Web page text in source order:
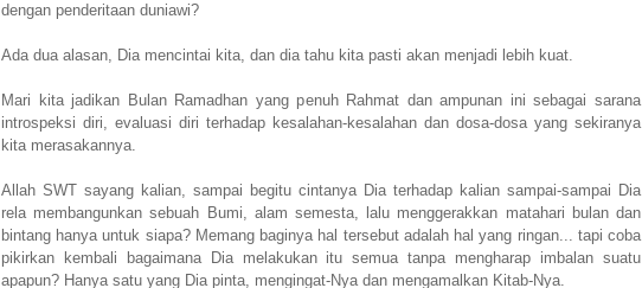
dengan penderitaan duniawi?
Ada dua alasan, Dia mencintai kita, dan dia tahu kita pasti akan menjadi lebih kuat.
Mari kita jadikan Bulan Ramadhan yang penuh Rahmat dan ampunan ini sebagai sarana
introspeksi diri, evaluasi diri terhadap kesalahan-kesalahan dan dosa-dosa yang sekiranya
kita merasakannya.
Allah SWT sayang kalian, sampai begitu cintanya Dia terhadap kalian sampai-sampai Dia
rela membangunkan sebuah Bumi, alam semesta, lalu menggerakkan matahari bulan dan
bintang hanya untuk siapa? Memang baginya hal tersebut adalah hal yang ringan... tapi coba
pikirkan kembali bagaimana Dia melakukan itu semua tanpa mengharap imbalan suatu
apapun? Hanya satu yang Dia pinta, mengingat-Nya dan mengamalkan Kitab-Nya.